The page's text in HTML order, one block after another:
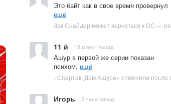
Это байт как в свое время провернул
ещё
11 й 18 минут назад
Ашур в первой же серии показан
психом, ещё
Игорь 2 часа назад